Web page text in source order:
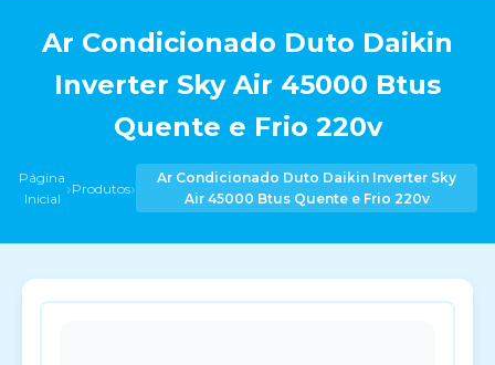
Ar Condicionado Duto Daikin
Inverter Sky Air 45000 Btus
Quente e Frio 220v
Página
Inicial ›Produtos›
Ar Condicionado Duto Daikin Inverter Sky
Air 45000 Btus Quente e Frio 220v